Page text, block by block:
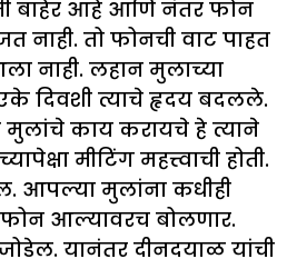
बाहेर आहे आणि नंतर फोन
नाही. तो फोनची वाट पाहत
नाही. लहान मुलाच्या
दिवशी त्याचे हृदय बदलले.
मुलांचे काय करायचे हे त्याने
मीटिंग महत्त्वाची होती.
आपल्या मुलांना कधीही
फोन आल्यावरच बोलणार.
यानंतर दीनदयाळ यांची